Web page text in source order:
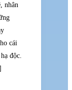
nhân
cái
độc.